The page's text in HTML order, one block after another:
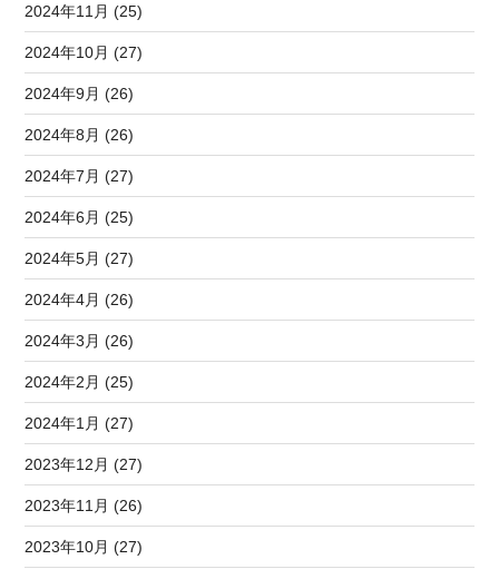
2024年11月 (25)
2024年10月 (27)
2024年9月 (26)
2024年8月 (26)
2024年7月 (27)
2024年6月 (25)
2024年5月 (27)
2024年4月 (26)
2024年3月 (26)
2024年2月 (25)
2024年1月 (27)
2023年12月 (27)
2023年11月 (26)
2023年10月 (27)